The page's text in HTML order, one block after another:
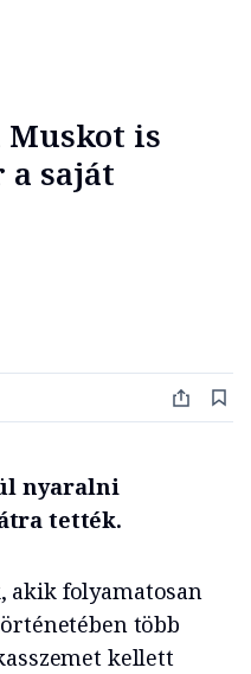
Muskot is
saját
nyaralni
tették.
akik folyamatosan
több
kellett